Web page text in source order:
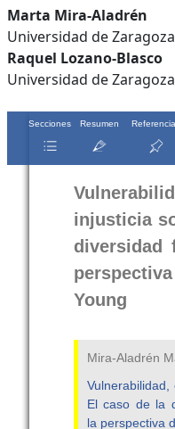
Contenido
principal
del
Marta Mira-Aladrén
Universidad de Zaragoza
Raquel Lozano-Blasco
Universidad de Zaragoza